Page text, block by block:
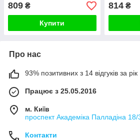
809 ₴
Купити
814₴
Про нас
93% позитивних з 14 відгуків за рік
Працює з 25.05.2016
м. Київ
проспект Академіка Палладіна 18/
Контакти